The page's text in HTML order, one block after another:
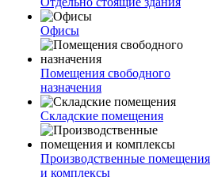
Офисы
Помещения свободного
назначения
Складские помещения
Производственные помещения
и комплексы